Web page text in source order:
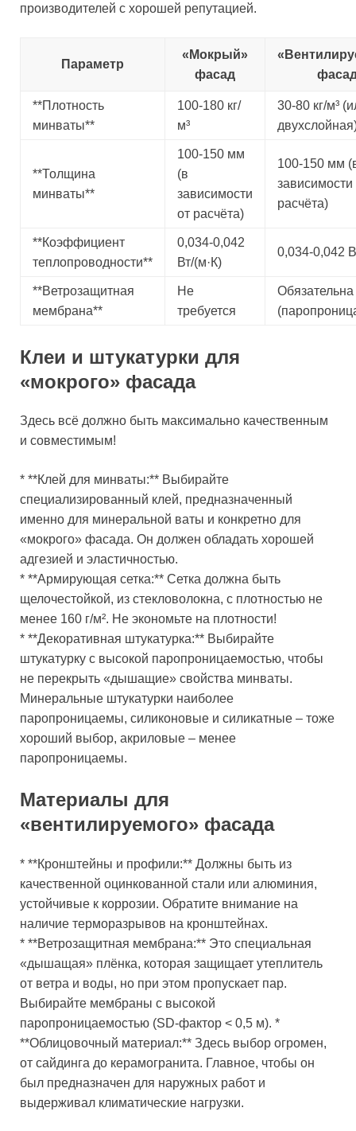
производителей с хорошей репутацией.
Параметр
«Мокрый»
фасад
**Плотность
минваты**
100-180 кг/
м³
30-80 кг/м³
**Толщина
минваты**
100-150 мм
(в
зависимости
от расчёта)
100-150 мм
зависимости
расчёта)
**Коэффициент
теплопроводности**
0,034-0,042
Вт/(м·К)
0,034-0,042
**Ветрозащитная
мембрана**
Не
требуется
Обязательна
Клеи и штукатурки для
«мокрого» фасада
Здесь всё должно быть максимально качественным
и совместимым!
* **Клей для минваты:** Выбирайте
специализированный клей, предназначенный
именно для минеральной ваты и конкретно для
«мокрого» фасада. Он должен обладать хорошей
адгезией и эластичностью.
* **Армирующая сетка:** Сетка должна быть
щелочестойкой, из стекловолокна, с плотностью не
менее 160 г/м². Не экономьте на плотности!
* **Декоративная штукатурка:** Выбирайте
штукатурку с высокой паропроницаемостью, чтобы
не перекрыть «дышащие» свойства минваты.
Минеральные штукатурки наиболее
паропроницаемы, силиконовые и силикатные – тоже
хороший выбор, акриловые – менее
паропроницаемы.
Материалы для
«вентилируемого» фасада
* **Кронштейны и профили:** Должны быть из
качественной оцинкованной стали или алюминия,
устойчивые к коррозии. Обратите внимание на
наличие терморазрывов на кронштейнах.
* **Ветрозащитная мембрана:** Это специальная
«дышащая» плёнка, которая защищает утеплитель
от ветра и воды, но при этом пропускает пар.
Выбирайте мембраны с высокой
паропроницаемостью (SD-фактор < 0,5 м). *
**Облицовочный материал:** Здесь выбор огромен,
от сайдинга до керамогранита. Главное, чтобы он
был предназначен для наружных работ и
выдерживал климатические нагрузки.